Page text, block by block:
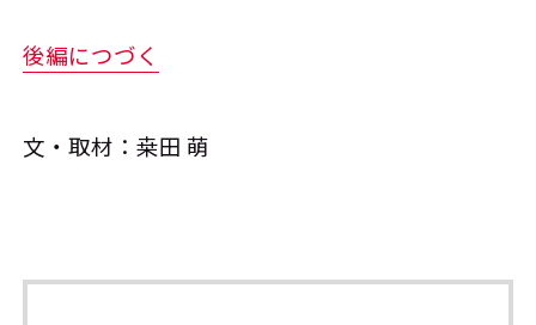
後編につづく
文・取材：桒田 萌